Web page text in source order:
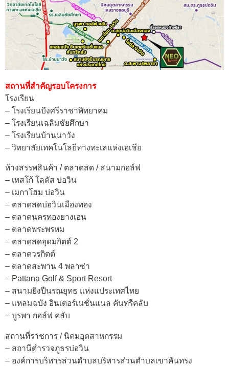
สถานที่สำคัญรอบโครงการ
โรงเรียน
– โรงเรียนบึงศรีราชาพิทยาคม
– โรงเรียนเฉลิมชัยศึกษา
– โรงเรียนบ้านนาวัง
– วิทยาลัยเทคโนโลยีทางทะเลแห่งเอเชีย
ห้างสรรพสินค้า / ตลาดสด / สนามกอล์ฟ
– เทสโก้ โลตัส บ่อวิน
– เมกาโฮม บ่อวิน
– ตลาดสดบ่อวินเมืองทอง
– ตลาดนครทองยางเอน
– ตลาดพระพรหม
– ตลาดสดอุดมกิตต์ 2
– ตลาดวรกิตต์
– ตลาดสะพาน 4 พลาซ่า
– Pattana Golf & Sport Resort
– สนามยิงปืนรณยุทธ แห่งแประเทศไทย
– แหลมฉบัง อินเตอร์เนชั่นแนล คันทรีคลับ
– บูรพา กอล์ฟ คลับ
สถานที่ราชการ / นิคมอุตสาหกรรม
– สถานีตำรวจภูธรบ่อวิน
– องค์การบริหารส่วนตำบลบริหารส่วนตำบลเขาคันทรง